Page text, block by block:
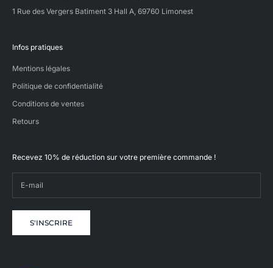
1 Rue des Vergers Batiment 3 Hall A, 69760 Limonest
Infos pratiques
Mentions légales
Politique de confidentialité
Conditions de ventes
Retours
Recevez 10% de réduction sur votre première commande !
S'INSCRIRE